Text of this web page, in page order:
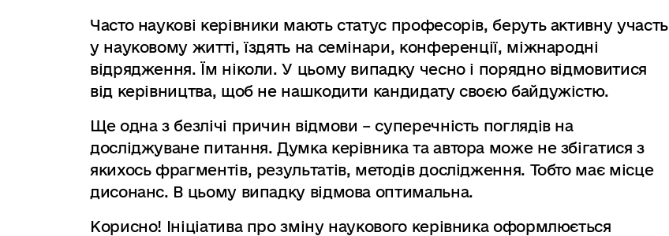
Часто наукові керівники мають статус професорів, беруть активну участь
у науковому житті, їздять на семінари, конференції, міжнародні
відрядження. Їм ніколи. У цьому випадку чесно і порядно відмовитися
від керівництва, щоб не нашкодити кандидату своєю байдужістю.
Ще одна з безлічі причин відмови – суперечність поглядів на
досліджуване питання. Думка керівника та автора може не збігатися з
якихось фрагментів, результатів, методів дослідження. Тобто має місце
дисонанс. В цьому випадку відмова оптимальна.
Корисно! Ініціатива про зміну наукового керівника оформлюється